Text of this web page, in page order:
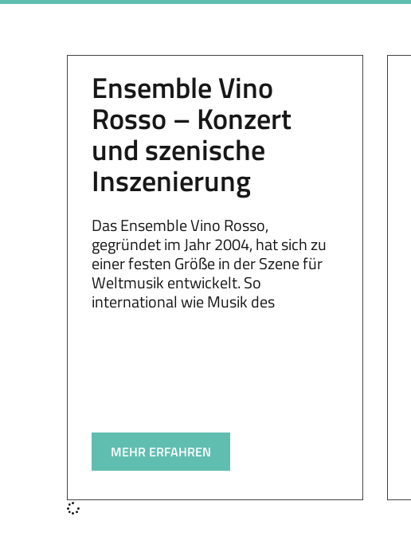
Ensemble Vino
Rosso – Konzert
und szenische
Inszenierung
Das Ensemble Vino Rosso,
gegründet im Jahr 2004, hat sich zu
einer festen Größe in der Szene für
Weltmusik entwickelt. So
international wie Musik des
MEHR ERFAHREN